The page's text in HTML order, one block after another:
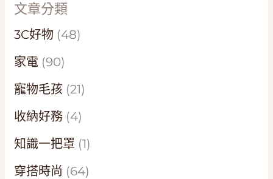
文章分類
3C好物 (48)
家電 (90)
寵物毛孩 (21)
收納好務 (4)
知識一把罩 (1)
穿搭時尚 (64)